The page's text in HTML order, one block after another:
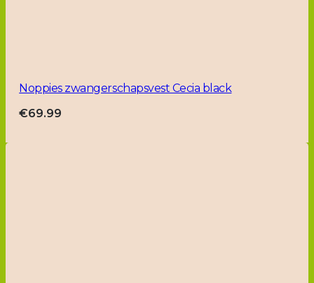
Noppies zwangerschapsvest Cecia black
€69.99